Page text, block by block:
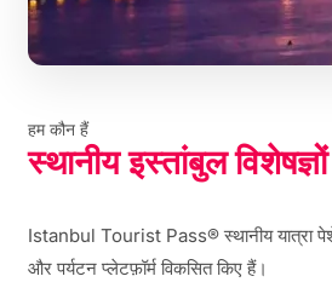
हम कौन हैं
स्थानीय इस्तांबुल विशेषज्ञों
Istanbul Tourist Pass® स्थानीय यात्रा
और पर्यटन प्लेटफ़ॉर्म विकसित किए हैं।